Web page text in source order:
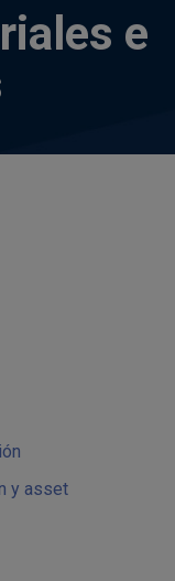
e
y asset